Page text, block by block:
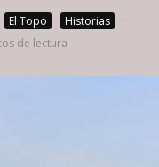
El Topo Historias
·
de lectura